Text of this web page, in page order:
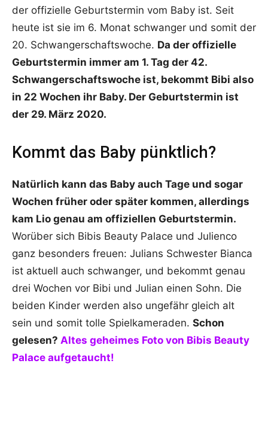
der offizielle Geburtstermin vom Baby ist. Seit
heute ist sie im 6. Monat schwanger und somit der
20. Schwangerschaftswoche. Da der offizielle
Geburtstermin immer am 1. Tag der 42.
Schwangerschaftswoche ist, bekommt Bibi also
in 22 Wochen ihr Baby. Der Geburtstermin ist
der 29. März 2020.
Kommt das Baby pünktlich?
Natürlich kann das Baby auch Tage und sogar
Wochen früher oder später kommen, allerdings
kam Lio genau am offiziellen Geburtstermin.
Worüber sich Bibis Beauty Palace und Julienco
ganz besonders freuen: Julians Schwester Bianca
ist aktuell auch schwanger, und bekommt genau
drei Wochen vor Bibi und Julian einen Sohn. Die
beiden Kinder werden also ungefähr gleich alt
sein und somit tolle Spielkameraden. Schon
gelesen? Altes geheimes Foto von Bibis Beauty
Palace aufgetaucht!